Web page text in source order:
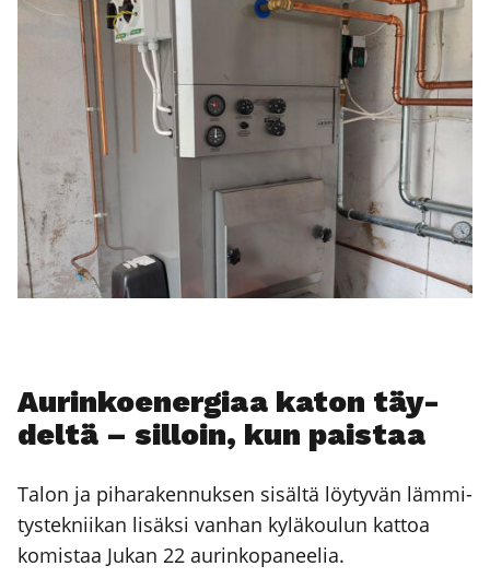
Aurin­koe­ner­gi­aa katon täy­
del­tä – sil­loin, kun pais­taa
Talon ja piha­ra­ken­nuk­sen sisäl­tä löy­ty­vän läm­mi­
tys­tek­nii­kan lisäk­si van­han kylä­kou­lun kat­toa
komis­taa Jukan 22 aurin­ko­pa­nee­lia.